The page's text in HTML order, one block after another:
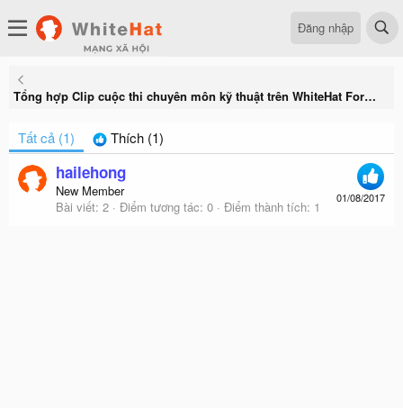
Đăng nhập
Tổng hợp Clip cuộc thi chuyên môn kỹ thuật trên WhiteHat Forum
Tất cả (1) Thích (1)
01/08/2017
hailehong
New Member
Bài viết 2 Điểm tương tác 0 Điểm thành tích 1